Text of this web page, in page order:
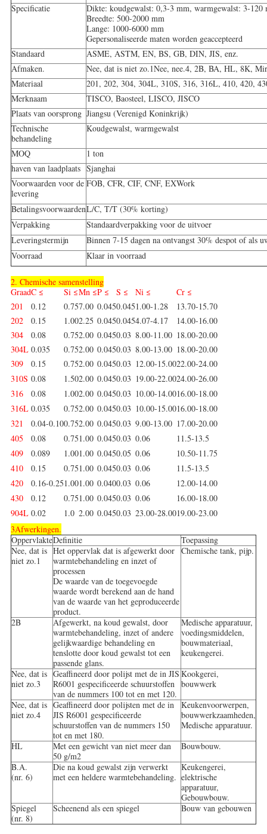
Specificatie
Dikte: koudgewalst: 0,3-3 mm, warmgewalst: 3-120
Breedte: 500-2000 mm
Lange: 1000-6000 mm
Gepersonaliseerde maten worden geaccepteerd
Standaard
ASME, ASTM, EN, BS, GB, DIN, JIS, enz.
Afmaken.
Nee, dat is niet zo.1Nee, nee.4, 2B, BA, HL, 8K,
Materiaal
201, 202, 304, 304L, 310S, 316, 316L, 410, 420,
Merknaam
TISCO, Baosteel, LISCO, JISCO
Plaats van oorsprong Jiangsu (Verenigd Koninkrijk)
Technische
behandeling
Koudgewalst, warmgewalst
MOQ
1 ton
haven van laadplaats Sjanghai
Voorwaarden voor de
levering
FOB, CFR, CIF, CNF, EXWork
BetalingsvoorwaardenL/C, T/T (30% korting)
Verpakking
Standaardverpakking voor de uitvoer
Leveringstermijn
Binnen 7-15 dagen na ontvangst 30% despot of als
Voorraad
Klaar in voorraad
2. Chemische samenstelling
GraadC ≤ Si ≤Mn ≤P ≤ S ≤ Ni ≤
Cr ≤
201
0.12 0.757.00 0.0450.0451.00-1.28
13.70-15.70
202
0.15 1.002.25 0.0450.0454.07-4.17
14.00-16.00
304
0.08 0.752.00 0.0450.03 8.00-11.00 18.00-20.00
304L 0.035 0.752.00 0.0450.03 8.00-13.00 18.00-20.00
309
0.15 0.752.00 0.0450.03 12.00-15.0022.00-24.00
310S 0.08 1.502.00 0.0450.03 19.00-22.0024.00-26.00
316
0.08 1.002.00 0.0450.03 10.00-14.0016.00-18.00
316L 0.035 0.752.00 0.0450.03 10.00-15.0016.00-18.00
321
0.04-0.100.752.00 0.0450.03 9.00-13.00 17.00-20.00
405
0.08 0.751.00 0.0450.03 0.06
11.5-13.5
409
0.089 1.001.00 0.0450.05 0.06
10.50-11.75
410
0.15 0.751.00 0.0450.03 0.06
11.5-13.5
420
0.16-0.251.001.00 0.0400.03 0.06
12.00-14.00
430
0.12 0.751.00 0.0450.03 0.06
16.00-18.00
904L 0.02 1.0 2.00 0.0450.03 23.00-28.0019.00-23.00
3Afwerkingen.
OppervlakteDefinitie
Toepassing
Nee, dat is
niet zo.1
Het oppervlak dat is afgewerkt door
warmtebehandeling en inzet of
processen
De waarde van de toegevoegde
waarde wordt berekend aan de hand
van de waarde van het geproduceerde
product.
Chemische tank, pijp.
2B
Afgewerkt, na koud gewalst, door
warmtebehandeling, inzet of andere
gelijkwaardige behandeling en
tenslotte door koud gewalst tot een
passende glans.
Medische apparatuur,
voedingsmiddelen,
bouwmateriaal,
keukengerei.
Nee, dat is
niet zo.3
Geaffineerd door polijst met de in JIS
R6001 gespecificeerde schuurstoffen
van de nummers 100 tot en met 120.
Kookgerei,
bouwwerk
Nee, dat is
niet zo.4
Geaffineerd door polijsten met de in
JIS R6001 gespecificeerde
schuurstoffen van de nummers 150
tot en met 180.
Keukenvoorwerpen,
bouwwerkzaamheden,
Medische apparatuur.
HL
Met een gewicht van niet meer dan
50 g/m2
Bouwbouw.
B.A.
(nr. 6)
Die na koud gewalst zijn verwerkt
met een heldere warmtebehandeling.
Keukengerei,
elektrische
apparatuur,
Gebouwbouw.
Spiegel
(nr. 8)
Scheenend als een spiegel Bouw van gebouwen